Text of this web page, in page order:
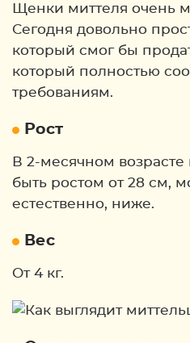
Щенки миттеля очень
Сегодня довольно
который смог бы
который полностью
требованиям.
Рост
В 2-месячном
быть ростом от 28 см,
естественно, ниже.
Вес
От 4 кг.